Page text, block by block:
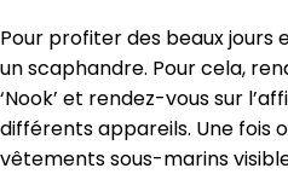
Pour profiter des beaux jours
un scaphandre. Pour cela,
‘Nook’ et rendez-vous sur
différents appareils. Une fois
vêtements sous-marins